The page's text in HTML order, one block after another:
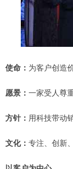
使命： 为客户创造
愿景：一家受人尊
方针： 用科技带动
文化：专注、创新